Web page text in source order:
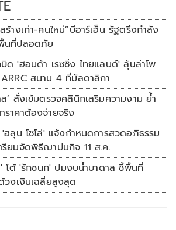
งเก่า-คนใหม่”บีอาร์เอ็น รัฐตรึงกำลัง
นที่ปลอดภัย
ด 'ฮอนด้า เรซซิ่ง ไทยแลนด์' ลุ้นล่าโพ
สนาม 4 ที่มัลดาลิกา
ส’ สั่งเข้มตรวจคลินิกเสริมความงาม ย้ำ
ราคาต้องจ่ายจริง
ลุน โซโล่' แจ้งกำหนดการสวดอภิธรรม
ยมจัดพิธีฌาปนกิจ 11 ส.ค.
โต้ 'รักชนก' ปมงบน้ำบาดาล ชี้พื้นที่
วงเงินเฉลี่ยสูงสุด